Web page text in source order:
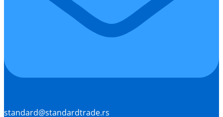
standard@standardtrade.rs